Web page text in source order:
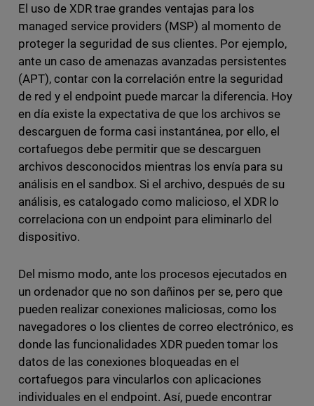
El uso de XDR trae grandes ventajas para los
managed service providers (MSP) al momento de
proteger la seguridad de sus clientes. Por ejemplo,
ante un caso de amenazas avanzadas persistentes
(APT), contar con la correlación entre la seguridad
de red y el endpoint puede marcar la diferencia. Hoy
en día existe la expectativa de que los archivos se
descarguen de forma casi instantánea, por ello, el
cortafuegos debe permitir que se descarguen
archivos desconocidos mientras los envía para su
análisis en el sandbox. Si el archivo, después de su
análisis, es catalogado como malicioso, el XDR lo
correlaciona con un endpoint para eliminarlo del
dispositivo.
Del mismo modo, ante los procesos ejecutados en
un ordenador que no son dañinos per se, pero que
pueden realizar conexiones maliciosas, como los
navegadores o los clientes de correo electrónico, es
donde las funcionalidades XDR pueden tomar los
datos de las conexiones bloqueadas en el
cortafuegos para vincularlos con aplicaciones
individuales en el endpoint. Así, puede encontrar